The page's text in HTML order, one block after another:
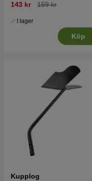
143 kr 159 kr
I lager
Köp
Kupplog